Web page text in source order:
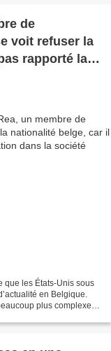
de
voit refuser la
rapporté la
société belge.
que les États-Unis sous
en Belgique.
plus complexes